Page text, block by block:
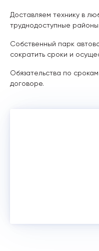
Доставляем технику в
труднодоступные
Собственный парк
сократить сроки и
Обязательства по
договоре.